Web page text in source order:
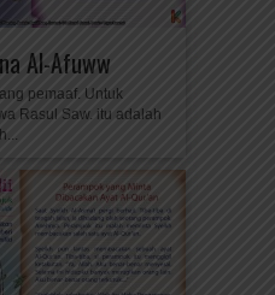
Al-Afuww
pemaaf. Untuk
Rasul Saw. itu adalah